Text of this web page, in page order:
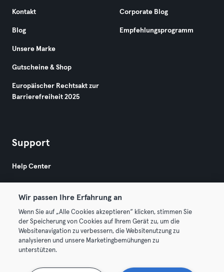
Kontakt
Blog
Unsere Marke
Gutscheine & Shop
Europäischer Rechtsakt zur
Barrierefreiheit 2025
Corporate Blog
Empfehlungsprogramm
Support
Help Center
© 2026 Urban Sports Group GmbH. All rights reserved.
AGB Datenschutz
Hier Verträge widerrufen
Wir passen Ihre Erfahrung an
Wenn Sie auf „Alle Cookies akzeptieren“ klicken, stimmen Sie
der Speicherung von Cookies auf Ihrem Gerät zu, um die
Websitenavigation zu verbessern, die Websitenutzung zu
analysieren und unsere Marketingbemühungen zu
unterstützen.